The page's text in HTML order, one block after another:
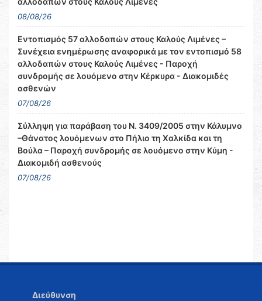
08/08/26
Εντοπισμός 57 αλλοδαπών στους Καλούς Λιμένες –
Συνέχεια ενημέρωσης αναφορικά με τον εντοπισμό 58
αλλοδαπών στους Καλούς Λιμένες - Παροχή
συνδρομής σε λουόμενο στην Κέρκυρα - Διακομιδές
ασθενών
07/08/26
Σύλληψη για παράβαση του Ν. 3409/2005 στην Κάλυμνο
–Θάνατος λουόμενων στο Πήλιο τη Χαλκίδα και τη
Βούλα – Παροχή συνδρομής σε λουόμενο στην Κύμη -
Διακομιδή ασθενούς
07/08/26
Διεύθυνση